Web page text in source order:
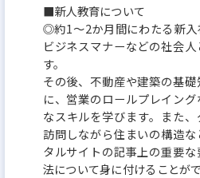
■新人教育について
◎約1～2か月間にわたる新入
ビジネスマナーなどの社会
す。
その後、不動産や建築の基
に、営業のロールプレイン
なスキルを学びます。また
訪問しながら住まいの構造
タルサイトの記事上の重要
法について身に付けることがで